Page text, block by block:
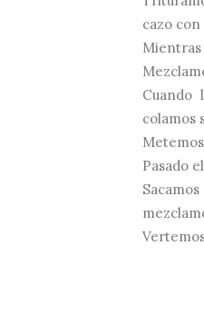
cazo
Mientras
Cuando
colamos
Pasado